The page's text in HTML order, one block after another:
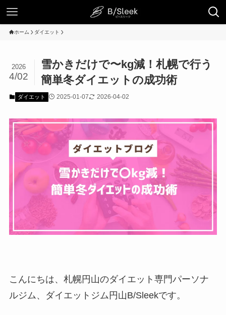
ホーム ダイエット
雪かきだけで〜kg減！札幌で行う
簡単冬ダイエットの成功術
2026
4/02
ダイエット 2025-01-07 2026-04-02
こんにちは、札幌円山のダイエット専門パーソナ
ルジム、ダイエットジム円山B/Sleekです。